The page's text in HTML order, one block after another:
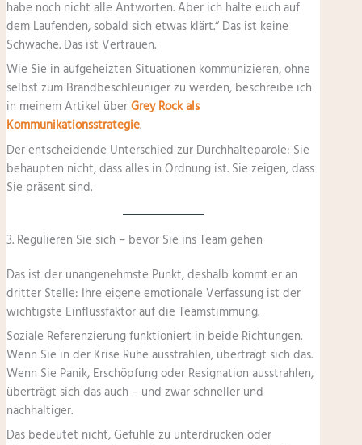
habe noch nicht alle Antworten. Aber ich halte euch auf
dem Laufenden, sobald sich etwas klärt.“ Das ist keine
Schwäche. Das ist Vertrauen.
Wie Sie in aufgeheizten Situationen kommunizieren, ohne
selbst zum Brandbeschleuniger zu werden, beschreibe ich
in meinem Artikel über Grey Rock als
Kommunikationsstrategie.
Der entscheidende Unterschied zur Durchhalteparole: Sie
behaupten nicht, dass alles in Ordnung ist. Sie zeigen, dass
Sie präsent sind.
3. Regulieren Sie sich – bevor Sie ins Team gehen
Das ist der unangenehmste Punkt, deshalb kommt er an
dritter Stelle: Ihre eigene emotionale Verfassung ist der
wichtigste Einflussfaktor auf die Teamstimmung.
Soziale Referenzierung funktioniert in beide Richtungen.
Wenn Sie in der Krise Ruhe ausstrahlen, überträgt sich das.
Wenn Sie Panik, Erschöpfung oder Resignation ausstrahlen,
überträgt sich das auch – und zwar schneller und
nachhaltiger.
Das bedeutet nicht, Gefühle zu unterdrücken oder